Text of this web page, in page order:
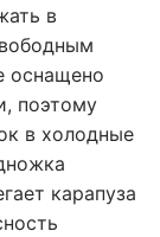
в
оснащено
поэтому
в холодные
карапуза